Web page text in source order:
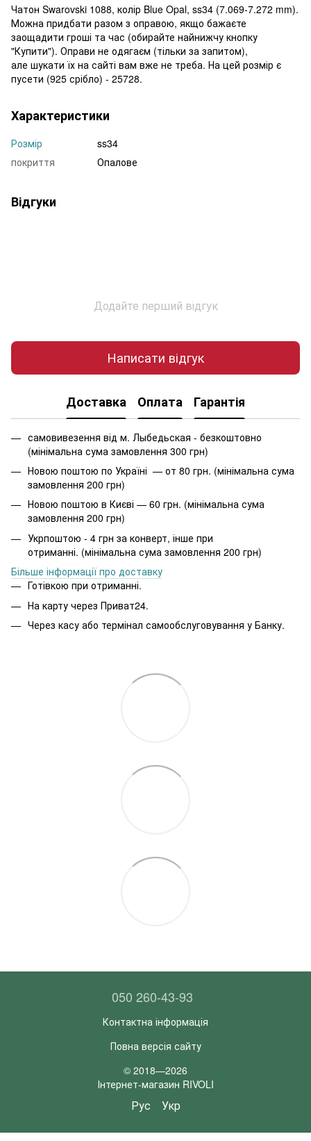
Чатон Swarovski 1088, колір Blue Opal, ss34 (7.069-7.272 mm).
Можна придбати разом з оправою, якщо бажаєте
заощадити гроші та час (обирайте найнижчу кнопку
"Купити"). Оправи не одягаєм (тільки за запитом),
але шукати їх на сайті вам вже не треба. На цей розмір є
пусети (925 срібло) - 25728.
Характеристики
Розмір
ss34
покриття
Опалове
Відгуки
Додайте перший відгук
Написати відгук
Доставка Оплата Гарантія
самовивезення від м. Лыбедьская - безкоштовно
(мінімальна сума замовлення 300 грн)
Новою поштою по Україні — от 80 грн. (мінімальна сума
замовлення 200 грн)
Новою поштою в Києві — 60 грн. (мінімальна сума
замовлення 200 грн)
Укрпоштою - 4 грн за конверт, інше при
отриманні. (мінімальна сума замовлення 200 грн)
Більше інформації про доставку
Готівкою при отриманні.
На карту через Приват24.
Через касу або термінал самообслуговування у Банку.
050 260-43-93
Контактна інформація
Повна версія сайту
© 2018—2026
Інтернет-магазин RIVOLI
Рус Укр